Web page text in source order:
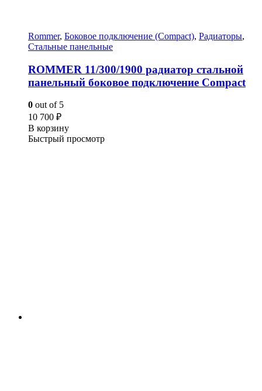
Rommer, Боковое подключение (Compact), Радиаторы,
Стальные панельные
ROMMER 11/300/1900 радиатор стальной
панельный боковое подключение Compact
0 out of 5
10 700 ₽
В корзину
Быстрый просмотр